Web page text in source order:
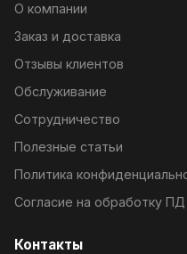
О компании
Заказ и доставка
Отзывы клиентов
Обслуживание
Сотрудничество
Полезные статьи
Политика
Согласие на обработку ПД
Контакты